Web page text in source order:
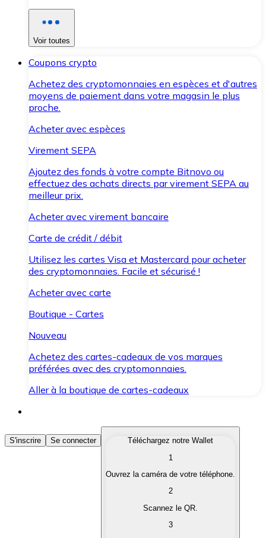
Voir toutes
Coupons crypto
Achetez des cryptomonnaies en espèces et d'autres
moyens de paiement dans votre magasin le plus
proche.
Acheter avec espèces
Virement SEPA
Ajoutez des fonds à votre compte Bitnovo ou
effectuez des achats directs par virement SEPA au
meilleur prix.
Acheter avec virement bancaire
Carte de crédit / débit
Utilisez les cartes Visa et Mastercard pour acheter
des cryptomonnaies. Facile et sécurisé !
Acheter avec carte
Boutique - Cartes
Nouveau
Achetez des cartes-cadeaux de vos marques
préférées avec des cryptomonnaies.
Aller à la boutique de cartes-cadeaux
Acheter des Cryptomonnaies
Achetez les cryptomonnaies qui vous intéressent
Convertissez vos cryptomonnaies en monnaie
S'inscrire Se connecter
Téléchargez notre Wallet
1
Ouvrez la caméra de votre téléphone.
2
Scannez le QR.
3